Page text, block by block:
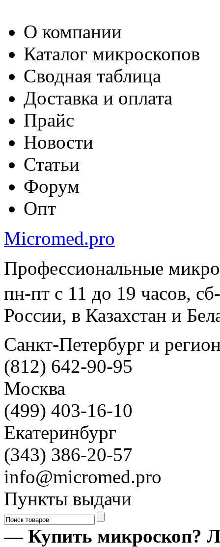
О компании
Каталог микроскопов
Сводная таблица
Доставка и оплата
Прайс
Новости
Статьи
Форум
Опт
Micromed.pro
Профессиональные
пн-пт с 11 до 19 часов,
России, в Казахстан и
Санкт-Петербург и
(812) 642-90-95
Москва
(499) 403-16-10
Екатеринбург
(343) 386-20-57
info@micromed.pro
Пункты выдачи
— Купить микроскоп?